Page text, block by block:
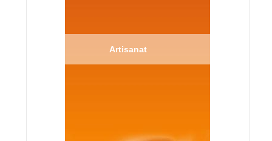
Artisanat